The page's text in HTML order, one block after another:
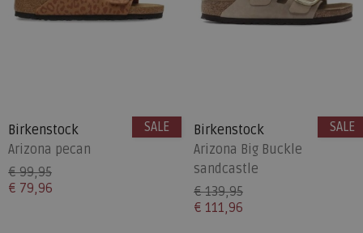
Birkenstock
Arizona pecan
€ 99,95
€ 79,96
SALE
Birkenstock
Arizona Big Buckle
sandcastle
€ 139,95
€ 111,96
SALE